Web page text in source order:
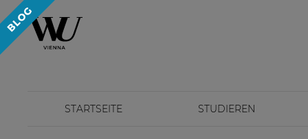
STARTSEITE STUDIEREN